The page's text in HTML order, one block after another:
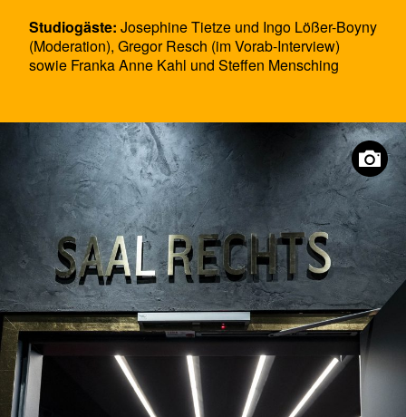
Studiogäste: Josephine Tietze und Ingo Lößer-Boyny
(Moderation), Gregor Resch (im Vorab-Interview)
sowie Franka Anne Kahl und Steffen Mensching